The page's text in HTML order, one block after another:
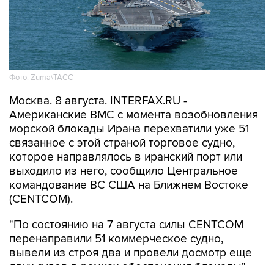
Фото: Zuma\ТАСС
Москва. 8 августа. INTERFAX.RU -
Американские ВМС с момента возобновления
морской блокады Ирана перехватили уже 51
связанное с этой страной торговое судно,
которое направлялось в иранский порт или
выходило из него, сообщило Центральное
командование ВС США на Ближнем Востоке
(CENTCOM).
"По состоянию на 7 августа силы CENTCOM
перенаправили 51 коммерческое судно,
вывели из строя два и провели досмотр еще